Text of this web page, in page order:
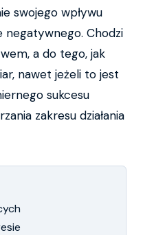
swojego wpływu
negatywnego. Chodzi
a do tego, jak
nawet jeżeli to jest
sukcesu
zakresu działania